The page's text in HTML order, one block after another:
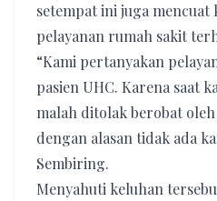
setempat ini juga
pelayanan rumah sakit
“Kami pertanyakan
pasien UHC. Karena saat
malah ditolak berobat
dengan alasan tidak ada
Sembiring.
Menyahuti keluhan